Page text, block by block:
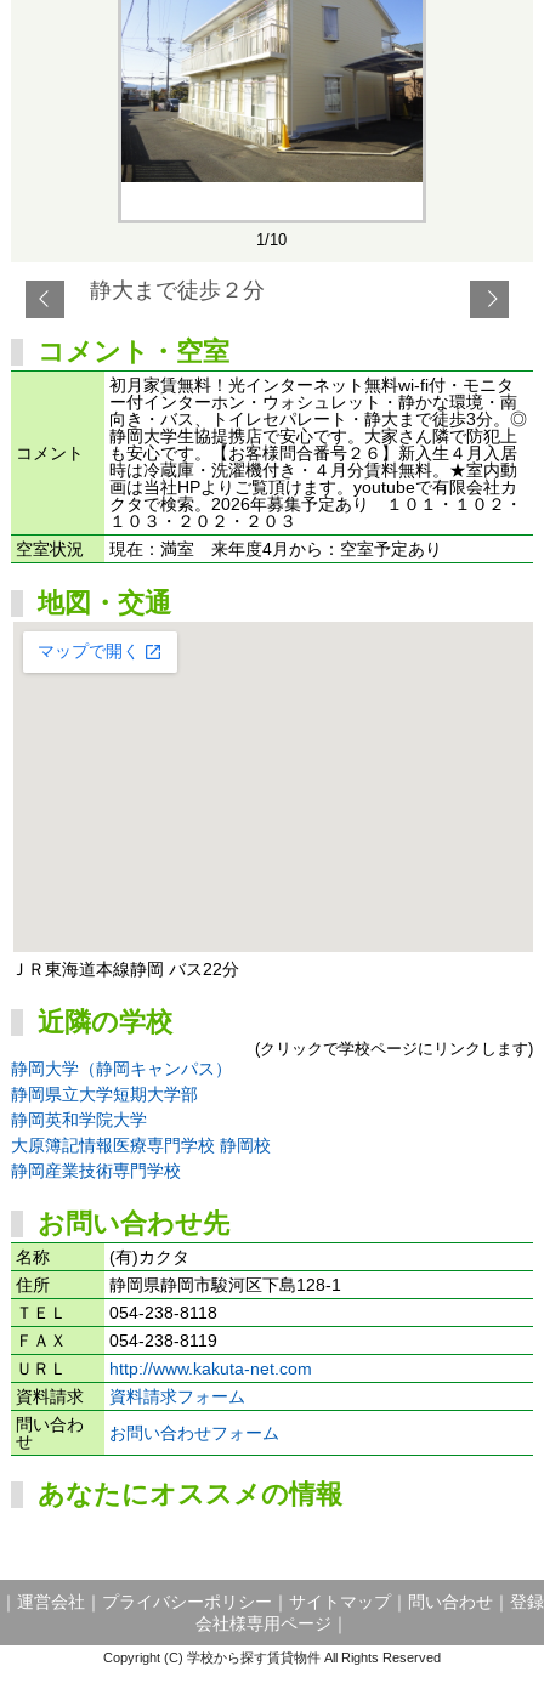
1/10
静大まで徒歩２分
コメント・空室
コメント
初月家賃無料！光インターネット無料wi-fi付・モニタ
ー付インターホン・ウォシュレット・静かな環境・南
向き・バス、トイレセパレート・静大まで徒歩3分。◎
静岡大学生協提携店で安心です。大家さん隣で防犯上
も安心です。【お客様問合番号２６】新入生４月入居
時は冷蔵庫・洗濯機付き・４月分賃料無料。★室内動
画は当社HPよりご覧頂けます。youtubeで有限会社カ
クタで検索。2026年募集予定あり １０１・１０２・
１０３・２０２・２０３
空室状況
現在：満室 来年度4月から：空室予定あり
地図・交通
ＪＲ東海道本線静岡 バス22分
近隣の学校
(クリックで学校ページにリンクします)
静岡大学（静岡キャンパス）
静岡県立大学短期大学部
静岡英和学院大学
大原簿記情報医療専門学校 静岡校
静岡産業技術専門学校
お問い合わせ先
名称
(有)カクタ
住所
静岡県静岡市駿河区下島128-1
ＴＥＬ
054-238-8118
ＦＡＸ
054-238-8119
ＵＲＬ
http://www.kakuta-net.com
資料請求
資料請求フォーム
問い合わ
せ
お問い合わせフォーム
あなたにオススメの情報
運営会社 プライバシーポリシー サイトマップ｜ 問い合わせ
登録
会社様専用ページ
Copyright (C) 学校から探す賃貸物件 All Rights Reserved